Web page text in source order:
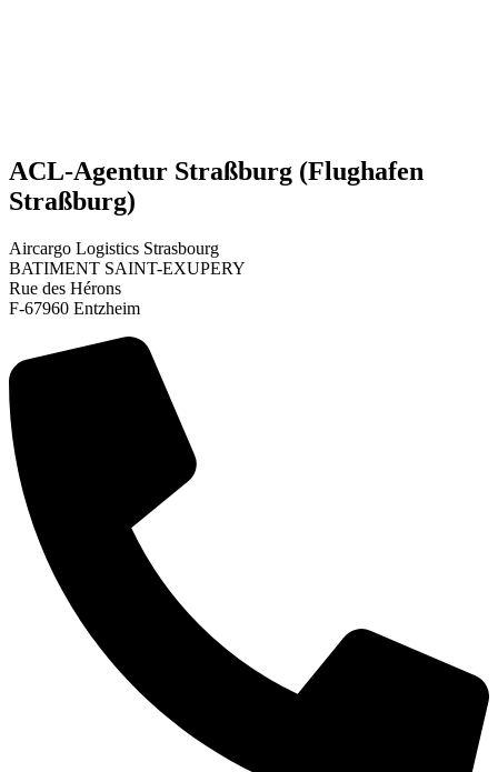
ACL-Agentur Straßburg (Flughafen
Straßburg)
Aircargo Logistics Strasbourg
BATIMENT SAINT-EXUPERY
Rue des Hérons
F-67960 Entzheim